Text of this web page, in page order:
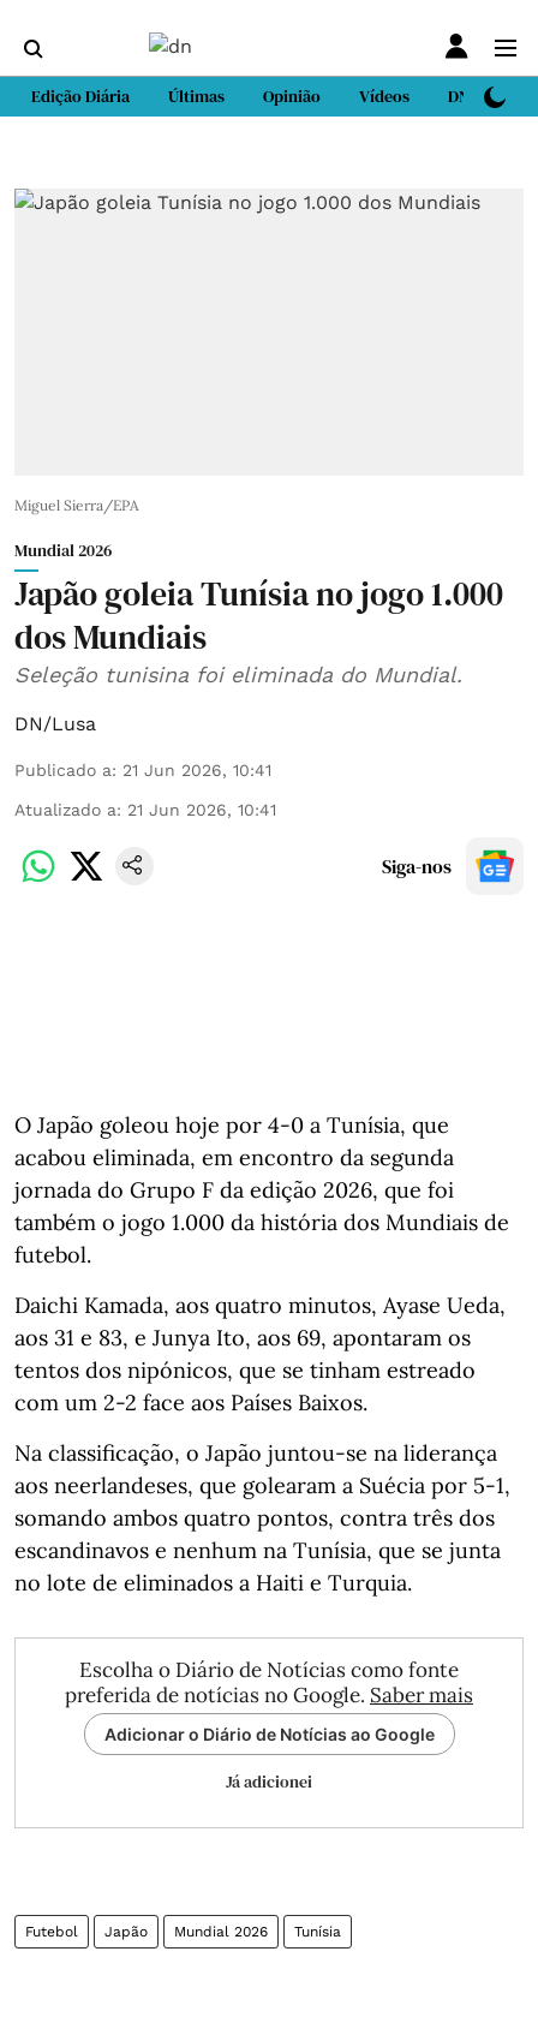
Edição Diária Últimas Opinião Vídeos DN Sport
Miguel Sierra/EPA
Mundial 2026
Japão goleia Tunísia no jogo 1.000
dos Mundiais
Seleção tunisina foi eliminada do Mundial.
DN/Lusa
Publicado a: 21 Jun 2026, 10:41
Atualizado a: 21 Jun 2026, 10:41
Siga-nos
O Japão goleou hoje por 4-0 a Tunísia, que
acabou eliminada, em encontro da segunda
jornada do Grupo F da edição 2026, que foi
também o jogo 1.000 da história dos Mundiais de
futebol.
Daichi Kamada, aos quatro minutos, Ayase Ueda,
aos 31 e 83, e Junya Ito, aos 69, apontaram os
tentos dos nipónicos, que se tinham estreado
com um 2-2 face aos Países Baixos.
Na classificação, o Japão juntou-se na liderança
aos neerlandeses, que golearam a Suécia por 5-1,
somando ambos quatro pontos, contra três dos
escandinavos e nenhum na Tunísia, que se junta
no lote de eliminados a Haiti e Turquia.
Escolha o Diário de Notícias como fonte
preferida de notícias no Google. Saber mais
Adicionar o Diário de Notícias ao Google
Já adicionei
Futebol Japão Mundial 2026 Tunísia